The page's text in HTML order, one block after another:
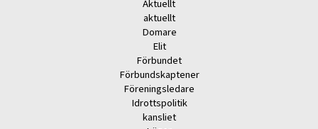
Aktuellt
aktuellt
Domare
Elit
Förbundet
Förbundskaptener
Föreningsledare
Idrottspolitik
kansliet